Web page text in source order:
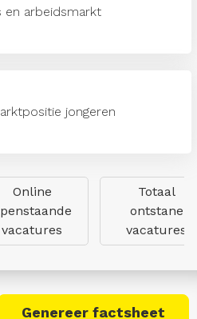
en arbeidsmarkt
jongeren
Online
vacatures
Totaal
ontstane
vacatures
Genereer factsheet